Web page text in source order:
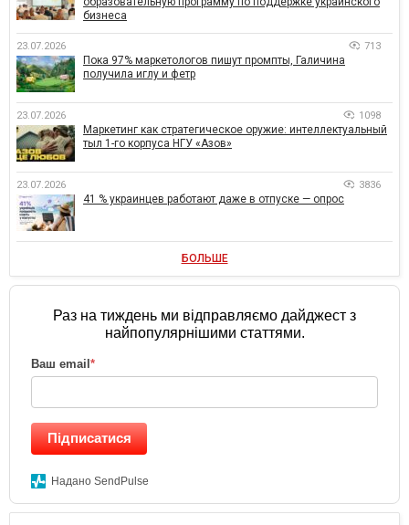
бизнеса
23.07.2026 713
Пока 97% маркетологов пишут промпты, Галичина
получила иглу и фетр
23.07.2026 1098
Маркетинг как стратегическое оружие: интеллектуальный
тыл 1-го корпуса НГУ «Азов»
23.07.2026 3836
41 % украинцев работают даже в отпуске — опрос
БОЛЬШЕ
Раз на тиждень ми відправляємо дайджест з
найпопулярнішими статтями.
Ваш email *
Підписатися
Надано SendPulse